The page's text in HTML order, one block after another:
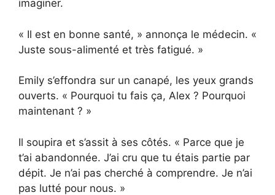
imaginer.
« Il est en bonne santé, » annonça le médecin. «
Juste sous-alimenté et très fatigué. »
Emily s’effondra sur un canapé, les yeux grands
ouverts. « Pourquoi tu fais ça, Alex ? Pourquoi
maintenant ? »
Il soupira et s’assit à ses côtés. « Parce que je
t’ai abandonnée. J’ai cru que tu étais partie par
dépit. Je n’ai pas cherché à comprendre. Je n’ai
pas lutté pour nous. »